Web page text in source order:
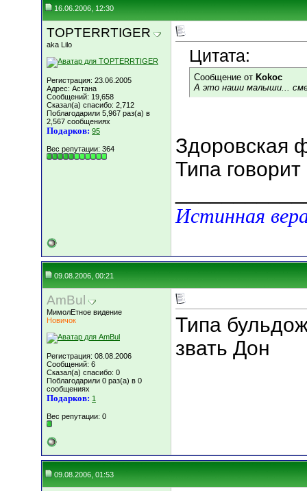
16.06.2006, 12:30
TOPTERRTIGER
aka Lilo
Регистрация: 23.06.2005
Адрес: Астана
Сообщений: 19,658
Сказал(а) спасибо: 2,712
Поблагодарили 5,967 раз(а) в
2,567 сообщениях
Подарков: 95
Вес репутации: 364
Цитата:
Сообщение от Kokoc
А это наши малыши...
Здоровская
Типа
Истинная
09.08.2006, 00:21
AmBul
МимолЕтное видение
Новичок
Регистрация: 08.08.2006
Сообщений: 6
Сказал(а) спасибо: 0
Поблагодарили 0 раз(а) в 0
сообщениях
Подарков: 1
Вес репутации: 0
Типа
звать Дон
09.08.2006, 01:53